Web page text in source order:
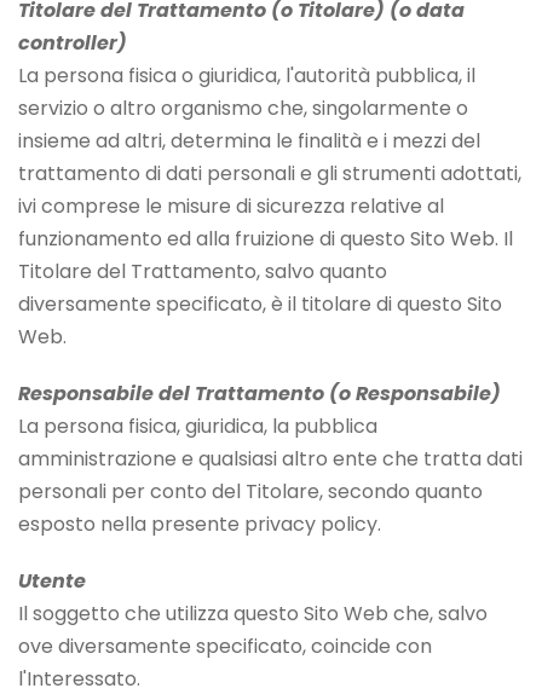
Titolare del Trattamento (o Titolare) (o data
controller)
La persona fisica o giuridica, l'autorità pubblica, il
servizio o altro organismo che, singolarmente o
insieme ad altri, determina le finalità e i mezzi del
trattamento di dati personali e gli strumenti adottati,
ivi comprese le misure di sicurezza relative al
funzionamento ed alla fruizione di questo Sito Web. Il
Titolare del Trattamento, salvo quanto
diversamente specificato, è il titolare di questo Sito
Web.
Responsabile del Trattamento (o Responsabile)
La persona fisica, giuridica, la pubblica
amministrazione e qualsiasi altro ente che tratta dati
personali per conto del Titolare, secondo quanto
esposto nella presente privacy policy.
Utente
Il soggetto che utilizza questo Sito Web che, salvo
ove diversamente specificato, coincide con
l'Interessato.